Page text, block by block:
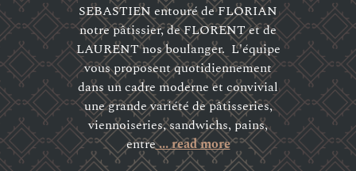
SEBASTIEN entouré de FLORIAN
notre pâtissier, de FLORENT et de
LAURENT nos boulanger. L'équipe
vous proposent quotidiennement
dans un cadre moderne et convivial
une grande variété de pâtisseries,
viennoiseries, sandwichs, pains,
entre... read more